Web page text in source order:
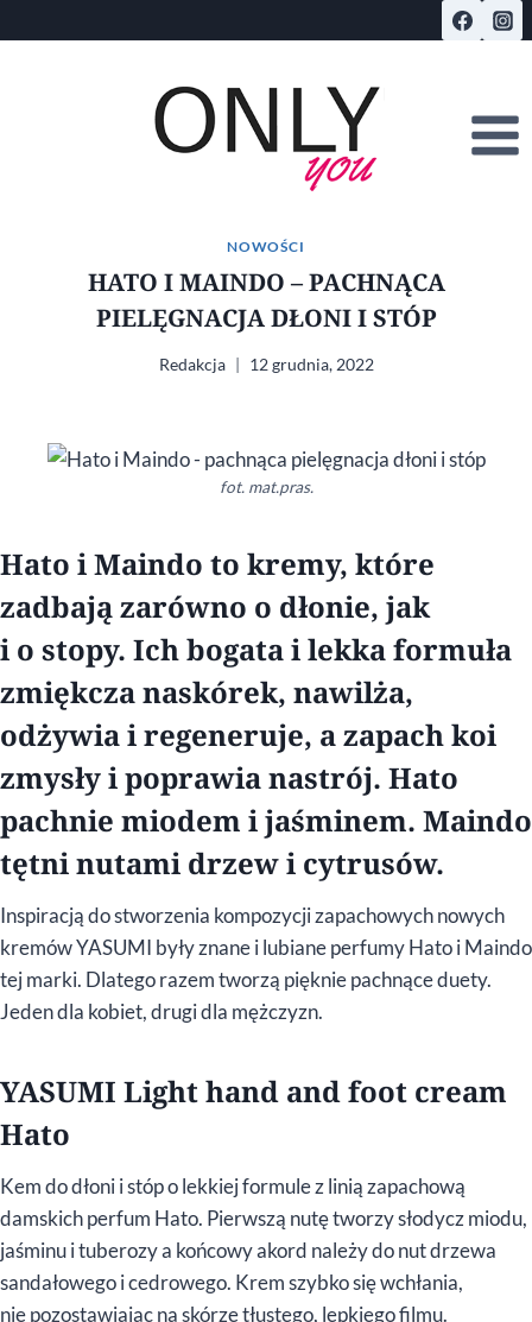
do
NOWOŚCI
HATO I MAINDO – PACHNĄCA
PIELĘGNACJA DŁONI I STÓP
Redakcja 12 grudnia, 2022
fot. mat.pras.
Hato i Maindo to kremy, które
zadbają zarówno o dłonie, jak
i o stopy. Ich bogata i lekka formuła
zmiękcza naskórek, nawilża,
odżywia i regeneruje, a zapach koi
zmysły i poprawia nastrój. Hato
pachnie miodem i jaśminem. Maindo
tętni nutami drzew i cytrusów.
Inspiracją do stworzenia kompozycji zapachowych nowych
kremów YASUMI były znane i lubiane perfumy Hato i Maindo
tej marki. Dlatego razem tworzą pięknie pachnące duety.
Jeden dla kobiet, drugi dla mężczyzn.
YASUMI Light hand and foot cream
Hato
Kem do dłoni i stóp o lekkiej formule z linią zapachową
damskich perfum Hato. Pierwszą nutę tworzy słodycz miodu,
jaśminu i tuberozy a końcowy akord należy do nut drzewa
sandałowego i cedrowego. Krem szybko się wchłania,
nie pozostawiając na skórze tłustego, lepkiego filmu.